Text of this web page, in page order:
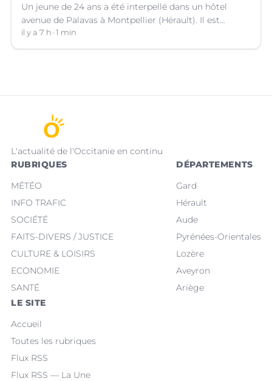
Un jeune de 24 ans a été interpellé dans un hôtel
avenue de Palavas à Montpellier (Hérault). Il est
suspecté d'avoir volé le sac d'une cliente.
il y a 7 h 1 min
L'actualité de l'Occitanie en continu
RUBRIQUES
MÉTÉO
INFO TRAFIC
SOCIÉTÉ
FAITS-DIVERS / JUSTICE
CULTURE & LOISIRS
ECONOMIE
SANTÉ
DÉPARTEMENTS
Gard
Hérault
Aude
Pyrénées-Orientales
Lozère
Aveyron
Ariège
LE SITE
Accueil
Toutes les rubriques
Flux RSS
Flux RSS — La Une